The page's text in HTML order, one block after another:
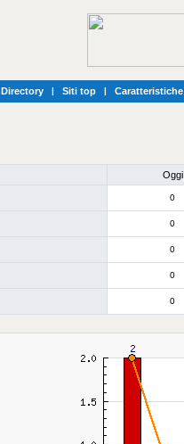
Directory | Siti top | Caratteristiche
Oggi
0
0
0
0
0